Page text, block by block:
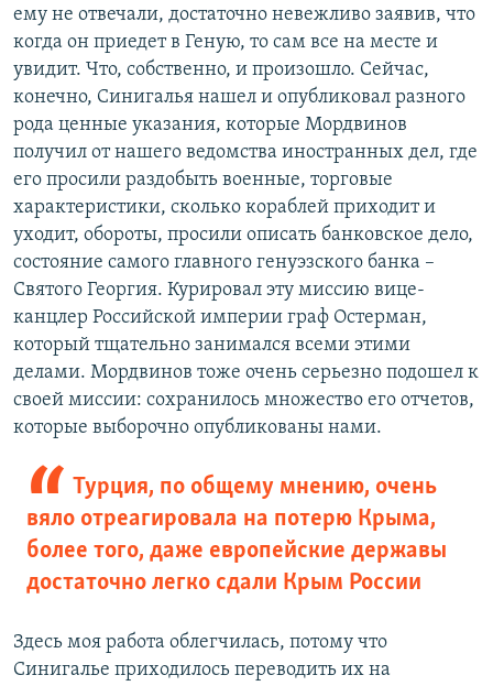
ему не отвечали, достаточно невежливо заявив, что
когда он приедет в Геную, то сам все на месте и
увидит. Что, собственно, и произошло. Сейчас,
конечно, Синигалья нашел и опубликовал разного
рода ценные указания, которые Мордвинов
получил от нашего ведомства иностранных дел, где
его просили раздобыть военные, торговые
характеристики, сколько кораблей приходит и
уходит, обороты, просили описать банковское дело,
состояние самого главного генуэзского банка –
Святого Георгия. Курировал эту миссию вице-
канцлер Российской империи граф Остерман,
который тщательно занимался всеми этими
делами. Мордвинов тоже очень серьезно подошел к
своей миссии: сохранилось множество его отчетов,
которые выборочно опубликованы нами.
Турция, по общему мнению, очень
вяло отреагировала на потерю Крыма,
более того, даже европейские державы
достаточно легко сдали Крым России
Здесь моя работа облегчилась, потому что
Синигалье приходилось переводить их на